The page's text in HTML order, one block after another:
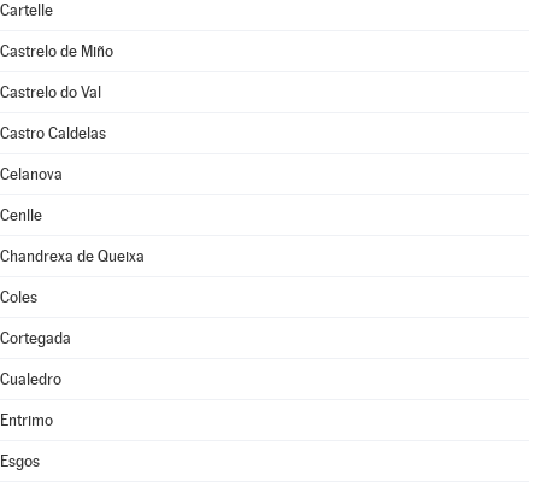
Cartelle
Castrelo de Miño
Castrelo do Val
Castro Caldelas
Celanova
Cenlle
Chandrexa de Queixa
Coles
Cortegada
Cualedro
Entrimo
Esgos